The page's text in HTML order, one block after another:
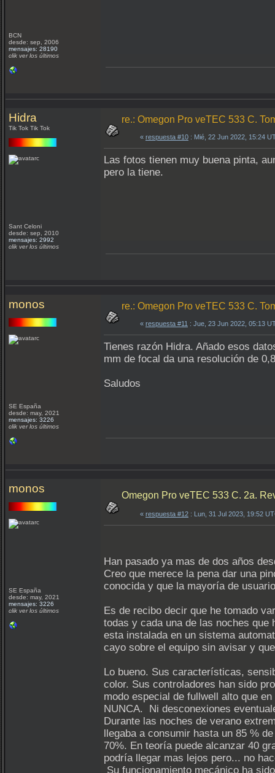
BCN
desde: sep, 2006
mensajes: 28190
clik ver los últimos
Hidra
Tik Tok Tik Tok
Sant Celoni
desde: sep, 2010
mensajes: 2992
clik ver los últimos
re.: Omegon Pro veTEC 533 C.
« respuesta #10 : Mié, 22 Jun 2022, 15:24
Las fotos tienen muy buena pinta,
pero la tiene.
monos
SE España
desde: may, 2021
mensajes: 3226
clik ver los últimos
re.: Omegon Pro veTEC 533 C.
« respuesta #11 : Jue, 23 Jun 2022, 05:13
Tienes razón Hidra. Añado esos
mm de focal da una resolución de
Saludos
monos
SE España
desde: may, 2021
mensajes: 3226
clik ver los últimos
Omegon Pro veTEC 533 C. 2a.
« respuesta #12 : Lun, 31 Jul 2023, 19:52
Han pasado ya mas de dos años
Creo que merece la pena dar una
conocida y que la mayoría de
Es de recibo decir que he tomado
todas y cada una de las noches que
esta instalada en un sistema
cayo sobre el equipo sin avisar y
Lo bueno. Sus características,
color. Sus controladores han sido
modo especial de fullwell alto que
NUNCA. Ni desconexiones
Durante las noches de verano
llegaba a consumir hasta un 85 %
70%. En teoría puede alcanzar 40
podría llegar mas lejos pero... no
Su funcionamiento mecánico ha